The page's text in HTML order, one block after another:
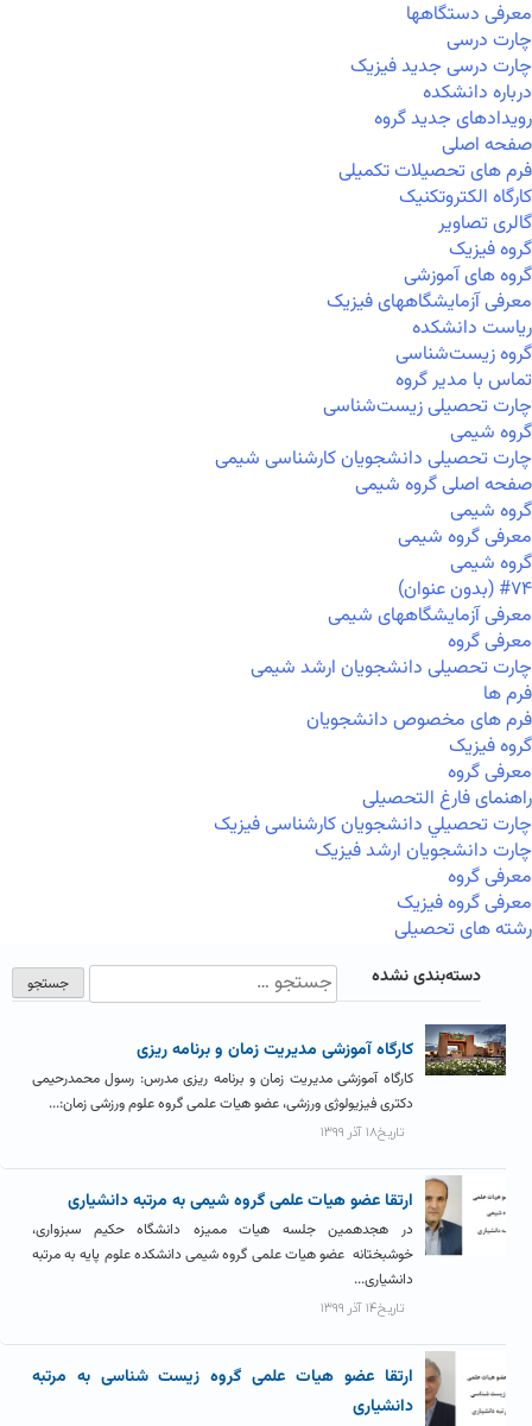
معرفی دستگاهها
چارت درسی
چارت درسی جدید فیزیک
درباره دانشکده
رویدادهای جدید گروه
صفحه اصلی
فرم های تحصیلات تکمیلی
کارگاه الکتروتکنیک
گالری تصاویر
گروه فیزیک
گروه های آموزشی
معرفی آزمایشگاههای فیزیک
ریاست دانشکده
گروه زیست‌شناسی
تماس با مدیر گروه
چارت تحصیلی زیست‌شناسی
گروه شیمی
چارت تحصیلی دانشجویان کارشناسی شیمی
صفحه اصلی گروه شیمی
گروه شیمی
معرفی گروه شیمی
گروه شیمی
#۷۴ (بدون عنوان)
معرفی آزمایشگاههای شیمی
معرفی گروه
چارت تحصیلی دانشجویان ارشد شیمی
فرم ها
فرم های مخصوص دانشجویان
گروه فیزیک
معرفی گروه
راهنمای فارغ التحصیلی
چارت تحصيلي دانشجویان کارشناسی فیزیک
چارت دانشجویان ارشد فیزیک
معرفی گروه
معرفی گروه فیزیک
رشته های تحصیلی
دسته‌بندی نشده
کارگاه آموزشی مدیریت زمان و برنامه ریزی
کارگاه آموزشی مدیریت زمان و برنامه ریزی مدرس: رسول محمدرحیمی
دکتری فیزیولوژی ورزشی، عضو هیات علمی گروه علوم ورزشی زمان:...
تاریخ۱۸ آذر ۱۳۹۹
ارتقا عضو هیات علمی گروه شیمی به مرتبه دانشیاری
در هجدهمین جلسه هیات ممیزه دانشگاه حکیم سبزواری،
خوشبختانه عضو هیات علمی گروه شیمی دانشکده علوم پایه به مرتبه
دانشیاری...
تاریخ۱۴ آذر ۱۳۹۹
ارتقا عضو هیات علمی گروه زیست شناسی به مرتبه
دانشیاری